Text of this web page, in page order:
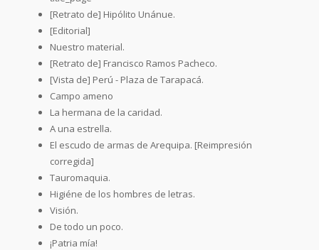
[Retrato de] Hipólito Unánue.
[Editorial]
Nuestro material.
[Retrato de] Francisco Ramos Pacheco.
[Vista de] Perú - Plaza de Tarapacá.
Campo ameno
La hermana de la caridad.
A una estrella.
El escudo de armas de Arequipa. [Reimpresión
corregida]
Tauromaquia.
Higiéne de los hombres de letras.
Visión.
De todo un poco.
¡Patria mía!